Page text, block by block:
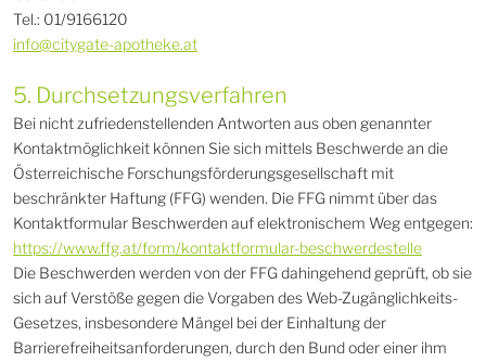
Tel.: 01/9166120
info@citygate-apotheke.at
5. Durchsetzungsverfahren
Bei nicht zufriedenstellenden Antworten aus oben genannter
Kontaktmöglichkeit können Sie sich mittels Beschwerde an die
Österreichische Forschungsförderungsgesellschaft mit
beschränkter Haftung (FFG) wenden. Die FFG nimmt über das
Kontaktformular Beschwerden auf elektronischem Weg entgegen:
https://www.ffg.at/form/kontaktformular-beschwerdestelle
Die Beschwerden werden von der FFG dahingehend geprüft, ob sie
sich auf Verstöße gegen die Vorgaben des Web-Zugänglichkeits-
Gesetzes, insbesondere Mängel bei der Einhaltung der
Barrierefreiheitsanforderungen, durch den Bund oder einer ihm